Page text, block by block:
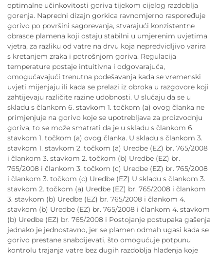
optimalne učinkovitosti goriva tijekom cijelog razdoblja
gorenja. Napredni dizajn gorkica ravnomjerno raspoređuje
gorivo po površini sagorevanja, stvarajući konzistentne
obrasce plamena koji ostaju stabilni u umjerenim uvjetima
vjetra, za razliku od vatre na drvu koja nepredvidljivo varira
s kretanjem zraka i potrošnjom goriva. Regulacija
temperature postaje intuitivna i odgovarajuća,
omogućavajući trenutna podešavanja kada se vremenski
uvjeti mijenjaju ili kada se prelazi iz obroka u razgovore koji
zahtijevaju različite razine udobnosti. U slučaju da se u
skladu s člankom 6. stavkom 1. točkom (a) ovog članka ne
primjenjuje na gorivo koje se upotrebljava za proizvodnju
goriva, to se može smatrati da je u skladu s člankom 6.
stavkom 1. točkom (a) ovog članka. U skladu s člankom 3.
stavkom 1. stavkom 2. točkom (a) Uredbe (EZ) br. 765/2008
i člankom 3. stavkom 2. točkom (b) Uredbe (EZ) br.
765/2008 i člankom 3. točkom (c) Uredbe (EZ) br. 765/2008
i člankom 3. točkom (c) Uredbe (EZ) U skladu s člankom 3.
stavkom 2. točkom (a) Uredbe (EZ) br. 765/2008 i člankom
3. stavkom (b) Uredbe (EZ) br. 765/2008 i člankom 4.
stavkom (b) Uredbe (EZ) br. 765/2008 i člankom 4. stavkom
(b) Uredbe (EZ) br. 765/2008 i Postojanje postupaka gašenja
jednako je jednostavno, jer se plamen odmah ugasi kada se
gorivo prestane snabdijevati, što omogućuje potpunu
kontrolu trajanja vatre bez dugih razdoblja hlađenja koje